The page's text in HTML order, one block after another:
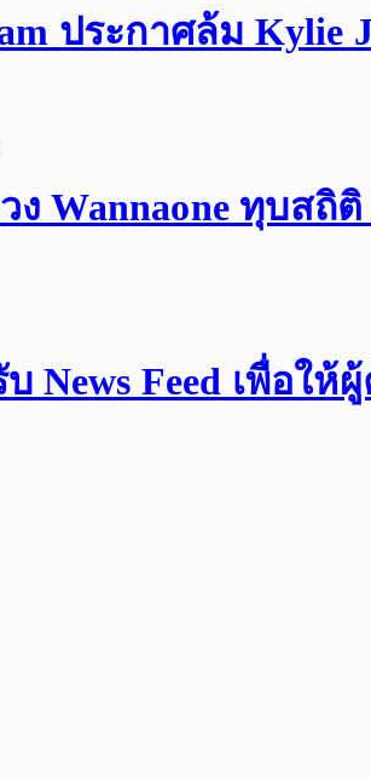
ประกาศล้ม Kylie
Wannaone ทุบสถิ
บ News Feed เพื่อใ